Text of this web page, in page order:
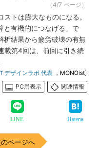
（4/7 ページ）
トは膨大なものになる。
と有機的につなげる」で
析結果から疲労破壊の有無
載第4回は、前回に引き続
デザインラボ 代表 ，MONOist]
PC用表示
関連情報
LINE Hatena
のページへ